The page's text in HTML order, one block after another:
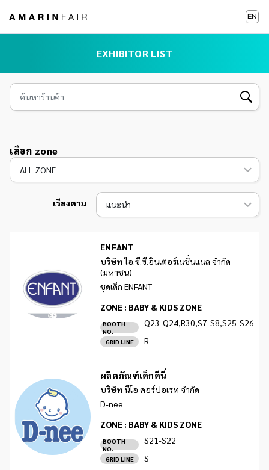
EN
EXHIBITOR LIST
เลือก zone
เรียงตาม
ENFANT
บริษัท ไอ.ซี.ซี.อินเตอร์เนชั่นแนล จำกัด
(มหาชน)
ชุดเด็ก ENFANT
ZONE : BABY & KIDS ZONE
BOOTH
NO.
Q23-Q24,R30,S7-S8,S25-S26
GRID LINE R
ผลิตภัณฑ์เด็กดีนี่
บริษัท นีโอ คอร์ปอเรท จำกัด
D-nee
ZONE : BABY & KIDS ZONE
BOOTH
NO.
S21-S22
GRID LINE S